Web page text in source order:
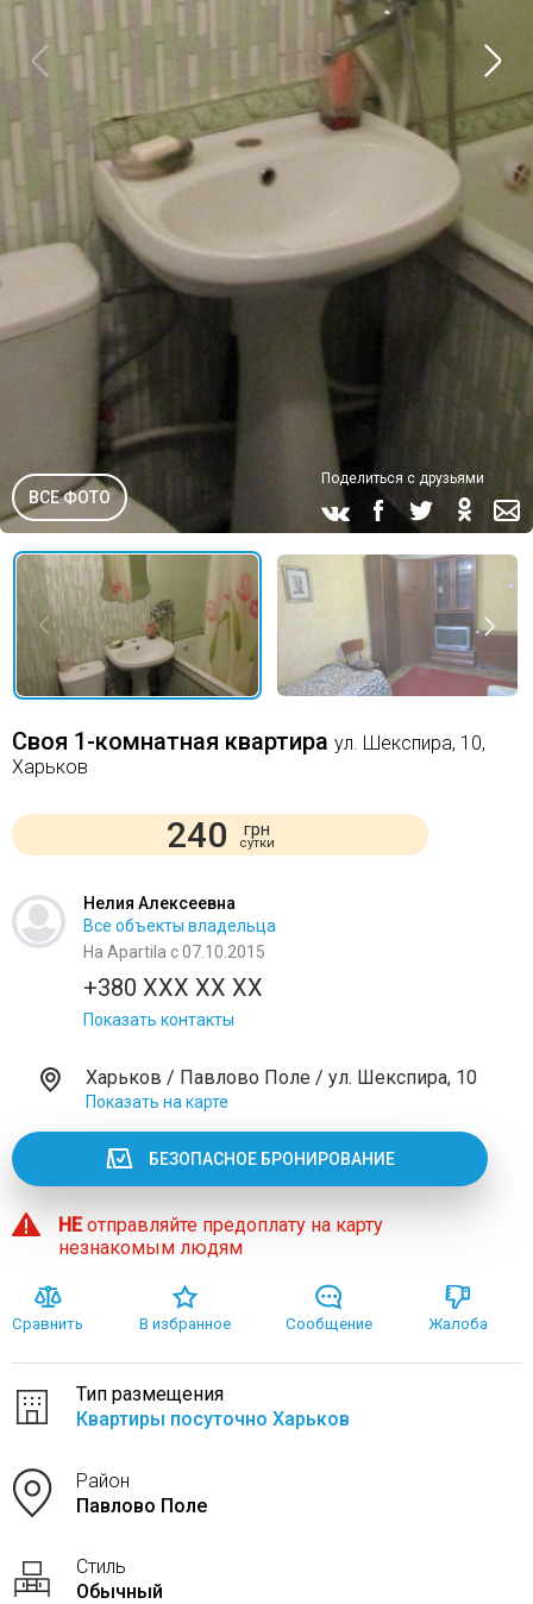
ВСЕ ФОТО
Поделиться с друзьями
Своя 1-комнатная квартира ул. Шекспира, 10,
Харьков
240 грн
сутки
Нелия Алексеевна
Все объекты владельца
На Apartila с 07.10.2015
+380 XXX XX XX
Показать контакты
Харьков / Павлово Поле / ул. Шекспира, 10
Показать на карте
БЕЗОПАСНОЕ БРОНИРОВАНИЕ
НЕотправляйте предоплату на карту
незнакомым людям
Сравнить В избранное Сообщение Жалоба
Тип размещения
Квартиры посуточно Харьков
Район
Павлово Поле
Стиль
Обычный